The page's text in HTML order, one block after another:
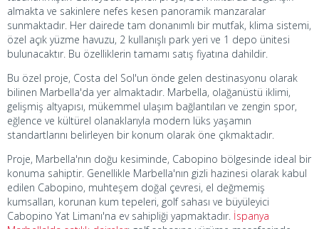
almakta ve sakinlere nefes kesen panoramik manzaralar
sunmaktadır. Her dairede tam donanımlı bir mutfak, klima sistemi,
özel açık yüzme havuzu, 2 kullanışlı park yeri ve 1 depo ünitesi
bulunacaktır. Bu özelliklerin tamamı satış fiyatına dahildir.
Bu özel proje, Costa del Sol'un önde gelen destinasyonu olarak
bilinen Marbella'da yer almaktadır. Marbella, olağanüstü iklimi,
gelişmiş altyapısı, mükemmel ulaşım bağlantıları ve zengin spor,
eğlence ve kültürel olanaklarıyla modern lüks yaşamın
standartlarını belirleyen bir konum olarak öne çıkmaktadır.
Proje, Marbella'nın doğu kesiminde, Cabopino bölgesinde ideal bir
konuma sahiptir. Genellikle Marbella'nın gizli hazinesi olarak kabul
edilen Cabopino, muhteşem doğal çevresi, el değmemiş
kumsalları, korunan kum tepeleri, golf sahası ve büyüleyici
Cabopino Yat Limanı'na ev sahipliği yapmaktadır. İspanya